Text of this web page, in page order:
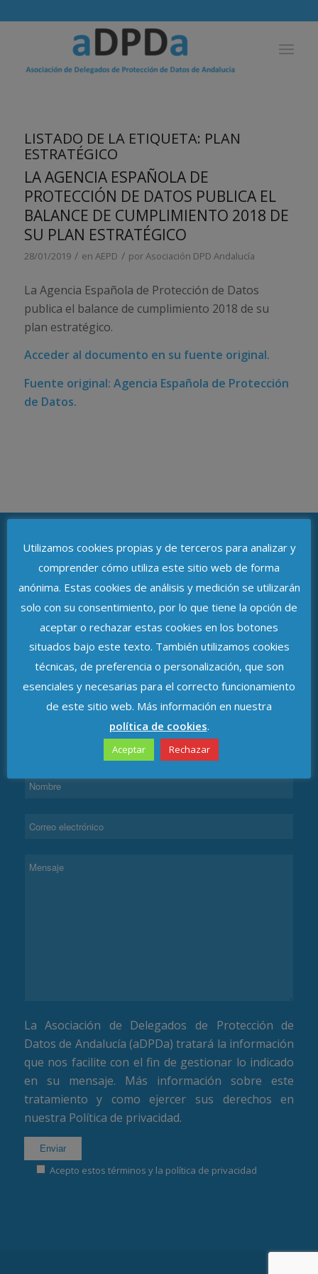
LISTADO DE LA ETIQUETA: PLAN
ESTRATÉGICO
LA AGENCIA ESPAÑOLA DE
PROTECCIÓN DE DATOS PUBLICA EL
BALANCE DE CUMPLIMIENTO 2018 DE
SU PLAN ESTRATÉGICO
28/01/2019 / en AEPD / porAsociación DPD Andalucía
La Agencia Española de Protección de Datos
publica el balance de cumplimiento 2018 de su
plan estratégico.
Acceder al documento en su fuente original.
Fuente original: Agencia Española de Protección
de Datos.
ASOCIACIÓN DE DELEGADOS DE
PROTECCIÓN DE DATOS DE ANDALUCÍA
Avenida de República Argentina, n.º 37
C.P. 41011, Sevilla
La Asociación de Delegados de Protección de
Datos de Andalucía (aDPDa) tratará la información
que nos facilite con el fin de gestionar lo indicado
en su mensaje. Más información sobre este
tratamiento y como ejercer sus derechos en
nuestra Política de privacidad.
Acepto estos términos y la política de privacidad
Utilizamos cookies propias y de terceros para analizar y
comprender cómo utiliza este sitio web de forma
anónima. Estas cookies de análisis y medición se utilizarán
solo con su consentimiento, por lo que tiene la opción de
aceptar o rechazar estas cookies en los botones
situados bajo este texto. También utilizamos cookies
técnicas, de preferencia o personalización, que son
esenciales y necesarias para el correcto funcionamiento
de este sitio web. Más información en nuestra
política de cookies.
Aceptar Rechazar